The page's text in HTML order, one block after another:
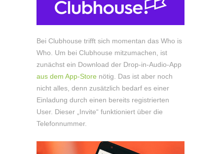
Bei Clubhouse trifft sich momentan das Who is
Who. Um bei Clubhouse mitzumachen, ist
zunächst ein Download der Drop-in-Audio-App
aus dem App-Store nötig. Das ist aber noch
nicht alles, denn zusätzlich bedarf es einer
Einladung durch einen bereits registrierten
User. Dieser „Invite“ funktioniert über die
Telefonnummer.